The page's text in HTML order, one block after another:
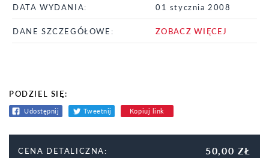
DATA WYDANIA: 01 stycznia 2008
DANE SZCZEGÓŁOWE: ZOBACZ WIĘCEJ
PODZIEL SIĘ:
Udostępnij Tweetnij Kopiuj link
CENA DETALICZNA: 50,00 ZŁ